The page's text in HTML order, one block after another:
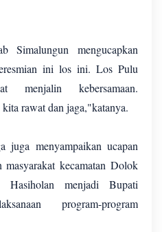
Simalungun mengucapkan
ini los ini. Los Pulu
menjalin kebersamaan.
rawat dan jaga,"katanya.
juga menyampaikan ucapan
kecamatan Dolok
Hasiholan menjadi Bupati
program-program